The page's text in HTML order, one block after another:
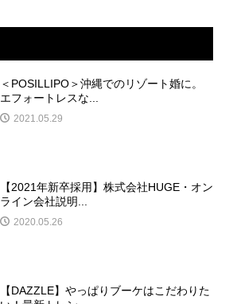
＜POSILLIPO＞沖縄でのリゾート婚に。
エフォートレスな...
2021.05.29
【2021年新卒採用】株式会社HUGE・オン
ライン会社説明...
2020.05.26
【DAZZLE】やっぱりブーケはこだわりた